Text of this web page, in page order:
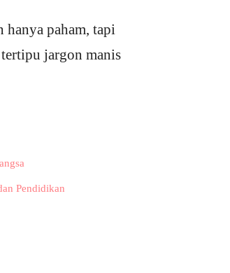
hanya paham, tapi
jargon manis
Pendidikan